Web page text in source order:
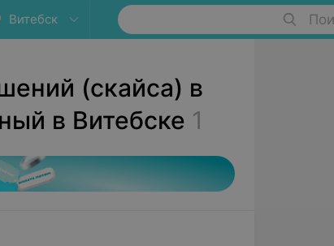
Витебск
(скайса) в
в Витебске 1